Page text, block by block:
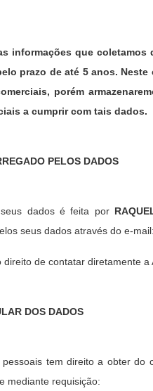
informações que
prazo de até 5 anos.
porém
a cumprir com tais dados.
PELOS DADOS
dados é feita por
seus dados através do e-mail:
direito de contatar diretamente
DOS DADOS
tem direito a obter do
mediante requisição: